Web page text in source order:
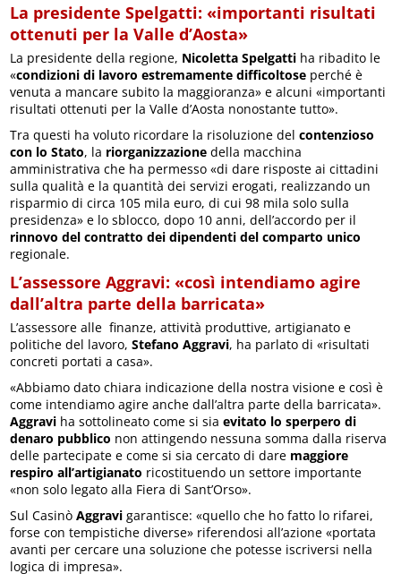
La presidente Spelgatti: «importanti risultati
ottenuti per la Valle d’Aosta»
La presidente della regione, Nicoletta Spelgatti ha ribadito le
«condizioni di lavoro estremamente difficoltose perché è
venuta a mancare subito la maggioranza» e alcuni «importanti
risultati ottenuti per la Valle d’Aosta nonostante tutto».
Tra questi ha voluto ricordare la risoluzione del contenzioso
con lo Stato, la riorganizzazione della macchina
amministrativa che ha permesso «di dare risposte ai cittadini
sulla qualità e la quantità dei servizi erogati, realizzando un
risparmio di circa 105 mila euro, di cui 98 mila solo sulla
presidenza» e lo sblocco, dopo 10 anni, dell’accordo per il
rinnovo del contratto dei dipendenti del comparto unico
regionale.
L’assessore Aggravi: «così intendiamo agire
dall’altra parte della barricata»
L’assessore alle finanze, attività produttive, artigianato e
politiche del lavoro,Stefano Aggravi, ha parlato di «risultati
concreti portati a casa».
«Abbiamo dato chiara indicazione della nostra visione e così è
come intendiamo agire anche dall’altra parte della barricata».
Aggravi ha sottolineato come si sia evitato lo sperpero di
denaro pubblico non attingendo nessuna somma dalla riserva
delle partecipate e come si sia cercato di dare maggiore
respiro all’artigianato ricostituendo un settore importante
«non solo legato alla Fiera di Sant’Orso».
Sul CasinòAggravi garantisce: «quello che ho fatto lo rifarei,
forse con tempistiche diverse» riferendosi all’azione «portata
avanti per cercare una soluzione che potesse iscriversi nella
logica di impresa».